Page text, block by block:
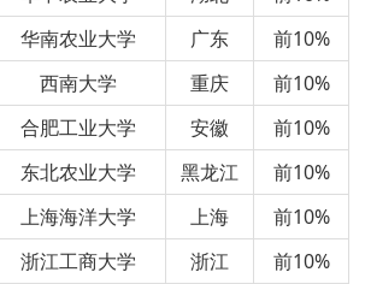
华南农业大学 广东
前10%
西南大学 重庆
前10%
合肥工业大学 安徽
前10%
东北农业大学 黑龙江
前10%
上海海洋大学 上海
前10%
浙江工商大学 浙江
前10%